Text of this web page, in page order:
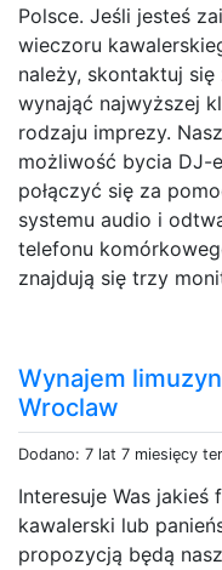
Polsce. Jeśli jesteś
wieczoru
należy, skontaktuj
wynająć najwyższej
rodzaju imprezy.
możliwość bycia DJ-
połączyć się za
systemu audio i
telefonu
znajdują się trzy
Wynajem
Wroclaw
Dodano: 7 lat 7 miesięcy
Interesuje Was
kawalerski lub
propozycją będą